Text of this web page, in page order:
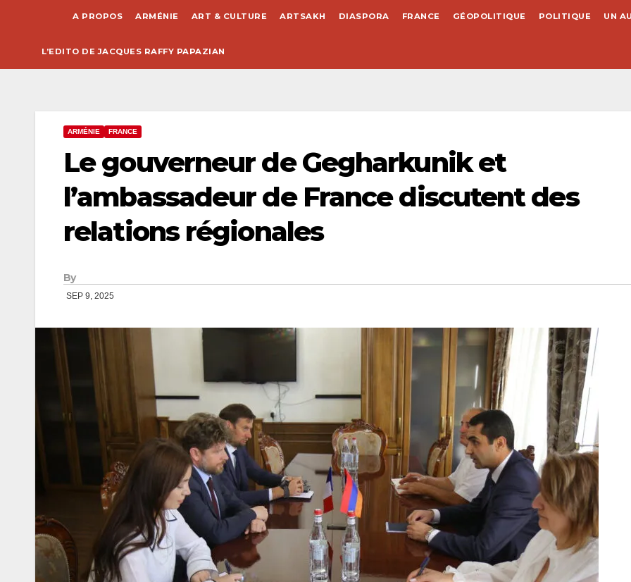
A PROPOS ARMÉNIE ART & CULTURE ARTSAKH DIASPORA FRANCE GÉOPOLITIQUE POLITIQUE UN
L’EDITO DE JACQUES RAFFY PAPAZIAN
ARMÉNIE FRANCE
Le gouverneur de Gegharkunik et
l’ambassadeur de France discutent des
relations régionales
By
SEP 9, 2025